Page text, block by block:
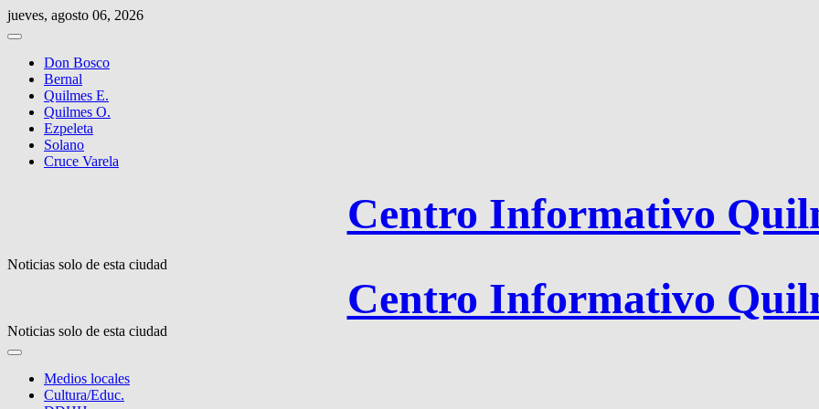
Saltar
al
jueves, agosto 06, 2026
Don Bosco
Bernal
Quilmes E.
Quilmes O.
Ezpeleta
Solano
Cruce Varela
Centro Informativo
Noticias solo de esta ciudad
Centro Informativo
Noticias solo de esta ciudad
Medios locales
Cultura/Educ.